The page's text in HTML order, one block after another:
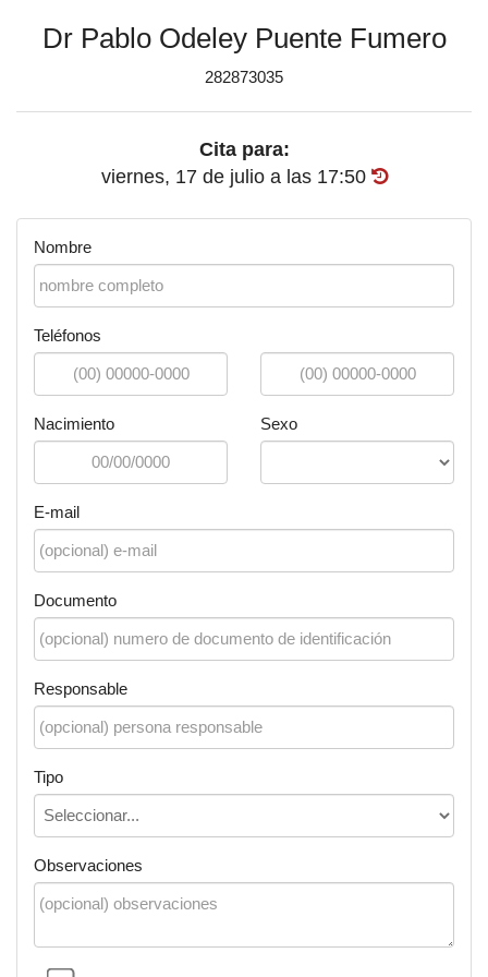
Dr Pablo Odeley Puente Fumero
282873035
Cita para:
viernes, 17 de julio a las 17:50
Nombre
Teléfonos
Nacimiento Sexo
E-mail
Documento
Responsable
Tipo
Observaciones